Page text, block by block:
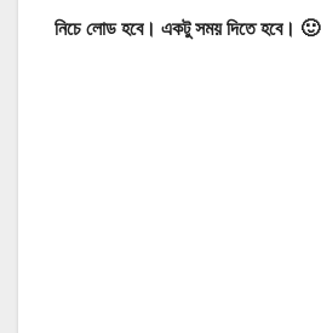
নিচে লোড হবে। একটু সময় দিতে হবে। 🙂